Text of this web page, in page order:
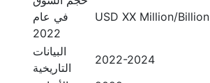
في عام
2022
USD XX Million/Billion
البيانات
التاريخية
2022-2024